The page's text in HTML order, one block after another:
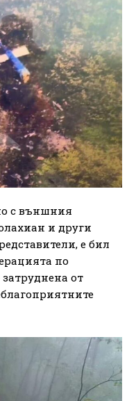
с външния
и други
е бил
по
от